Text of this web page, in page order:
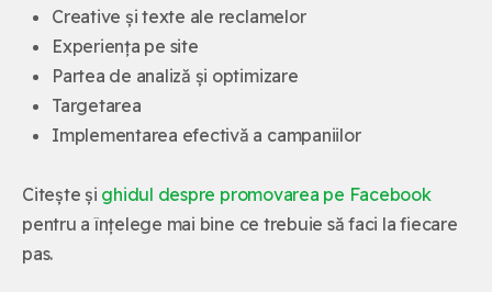
Creative și texte ale reclamelor
Experiența pe site
Partea de analiză și optimizare
Targetarea
Implementarea efectivă a campaniilor
Citește și ghidul despre promovarea pe Facebook
pentru a înțelege mai bine ce trebuie să faci la fiecare
pas.